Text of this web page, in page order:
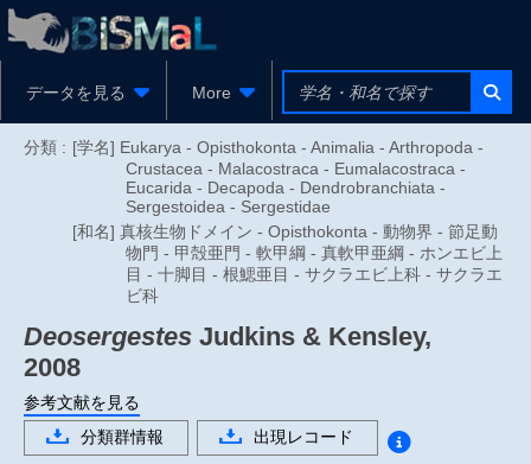
データを見る More
分類 : [学名] Eukarya - Opisthokonta - Animalia - Arthropoda -
Crustacea - Malacostraca - Eumalacostraca -
Eucarida - Decapoda - Dendrobranchiata -
Sergestoidea - Sergestidae
[和名] 真核生物ドメイン - Opisthokonta - 動物界 - 節足動
物門 - 甲殻亜門 - 軟甲綱 - 真軟甲亜綱 - ホンエビ上
目 - 十脚目 - 根鰓亜目 - サクラエビ上科 - サクラエ
ビ科
Deosergestes Judkins & Kensley,
2008
参考文献を見る
分類群情報
出現レコード